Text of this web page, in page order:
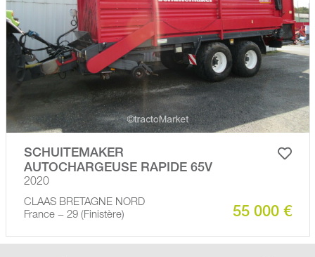
SCHUITEMAKER
AUTOCHARGEUSE RAPIDE 65V
2020
CLAAS BRETAGNE NORD
France − 29 (Finistère)
55 000 €